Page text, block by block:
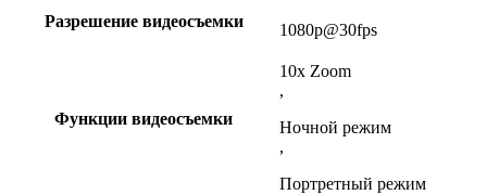
Разрешение видеосъемки
1080p@30fps
Функции видеосъемки
10x Zoom
,
Ночной режим
,
Портретный режим